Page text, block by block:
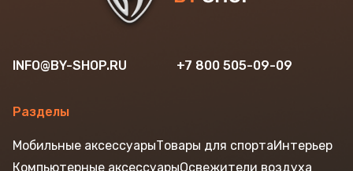
INFO@BY-SHOP.RU +7 800 505-09-09
Разделы
Мобильные аксессуарыТовары для спортаИнтерьер
Компьютерные аксессуарыОсвежители воздуха